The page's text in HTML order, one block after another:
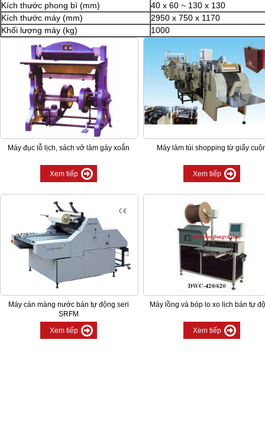
Kích thước phong bì (mm)
40 x 60 ~ 130 x 130
Kích thước máy (mm)
2950 x 750 x 1170
Khối lượng máy (kg)
1000
Máy đục lỗ lịch, sách vở làm gáy xoắn
Xem tiếp
Máy làm túi shopping từ giấy
Xem tiếp
Máy cán màng nước bán tự động seri
SRFM
Xem tiếp
Máy lồng và bóp lo xo lịch bán tự
Xem tiếp